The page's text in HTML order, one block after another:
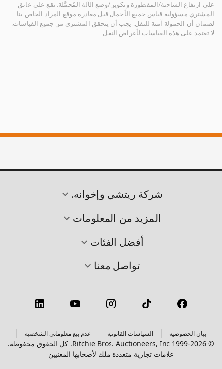
على ارتفاع الشاحنة/المقطورة وتكوين/وضع الآلة المُحمَّلة. تقع على عاتق
المشتري مسؤولية قياس جميع الأحمال قبل مغادرة موقع المزاد الخاص بنا
لضمان أن الحمولة آمنة للنقل. يجب أن يتحقق المشتري من جميع القياسات.
لا تعتمد على هذه القياسات لأغراض النقل.
شركة ريتشي وإخوانه.
المزيد من المعلومات
أفضل الفئات
تواصل معنا
بيان الخصوصية السياسات القانونية عدم بيع معلوماتي الشخصية
© 1999-2026 Ritchie Bros. Auctioneers, Inc. كل الحقوق محفوظة.
علامات تجارية متعددة ملك لأصحابها المعنيين